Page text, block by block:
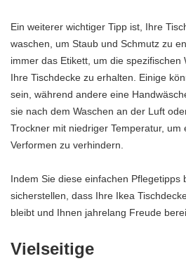
Ein weiterer wichtiger Tipp ist, Ihre
waschen, um Staub und Schmutz zu
immer das Etikett, um die spezifischen
Ihre Tischdecke zu erhalten. Einige
sein, während andere eine
sie nach dem Waschen an der Luft
Trockner mit niedriger Temperatur, um
Verformen zu verhindern.
Indem Sie diese einfachen Pflegetipps
sicherstellen, dass Ihre Ikea
bleibt und Ihnen jahrelang Freude
Vielseitige